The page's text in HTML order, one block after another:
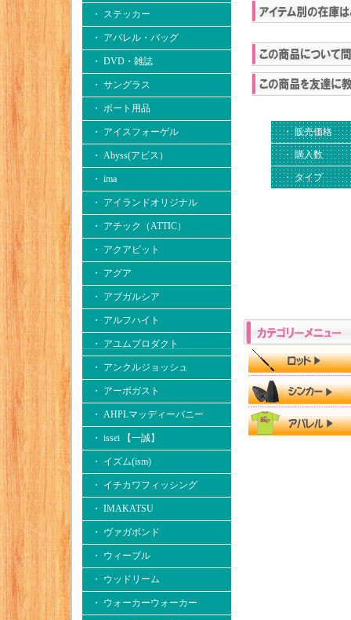
・ ステッカー
・ アパレル・バッグ
・ DVD・雑誌
・ サングラス
・ ボート用品
・ アイスフォーゲル
・ Abyss(アビス）
・ ima
・ アイランドオリジナル
・ アチック（ATTIC）
・ アクアビット
・ アグア
・ アブガルシア
・ アルフハイト
・ アユムプロダクト
・ アンクルジョッシュ
・ アーボガスト
・ AHPLマッディーバニー
・ issei 【一誠】
・ イズム(ism)
・ イチカワフィッシング
・ IMAKATSU
・ ヴァガボンド
・ ウィーブル
・ ウッドリーム
・ ウォーカーウォーカー
・ 販売価格
・ 購入数
・ タイプ